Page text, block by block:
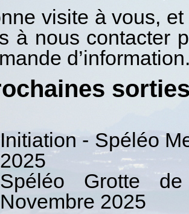
visite à vous, et
à nous contacter
Initiation - Spéléo
2025
Spéléo Grotte
Novembre 2025